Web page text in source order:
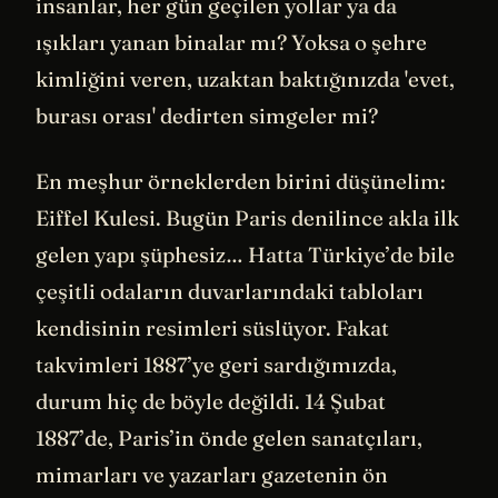
ışıkları yanan binalar mı? Yoksa o şehre
kimliğini veren, uzaktan baktığınızda 'evet,
burası orası' dedirten simgeler mi?
En meşhur örneklerden birini düşünelim:
Eiffel Kulesi. Bugün Paris denilince akla ilk
gelen yapı şüphesiz… Hatta Türkiye’de bile
çeşitli odaların duvarlarındaki tabloları
kendisinin resimleri süslüyor. Fakat
takvimleri 1887’ye geri sardığımızda,
durum hiç de böyle değildi. 14 Şubat
1887’de, Paris’in önde gelen sanatçıları,
mimarları ve yazarları gazetenin ön